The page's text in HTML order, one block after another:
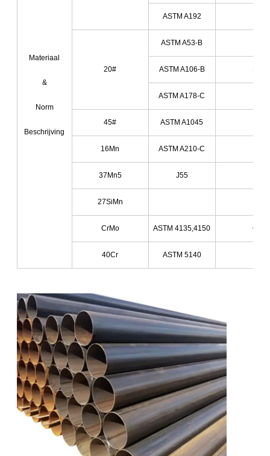
Materiaal
&
Norm
Beschrijving
ASTM A192
20#
ASTM A53-B
ASTM A106-B
ASTM A178-C
45# ASTM A1045
16Mn ASTM A210-C
37Mn5 J55
27SiMn
CrMo ASTM 4135,4150
40Cr ASTM 5140